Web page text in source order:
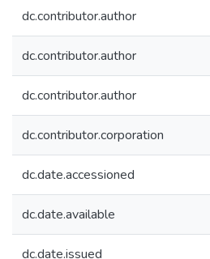
dc.contributor.author
dc.contributor.author
dc.contributor.author
dc.contributor.corporation
dc.date.accessioned
dc.date.available
dc.date.issued